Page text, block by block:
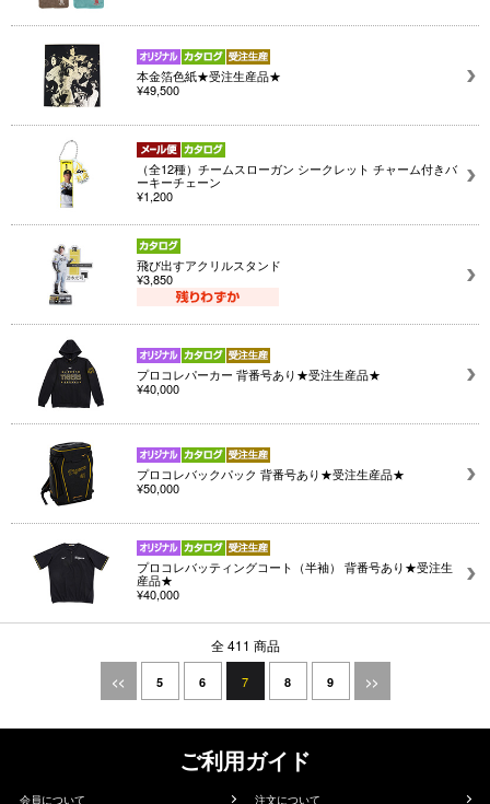
本金箔色紙★受注生産品★
¥49,500
（全12種）チームスローガン シークレット チャーム付きバ
ーキーチェーン
¥1,200
飛び出すアクリルスタンド
¥3,850
プロコレパーカー 背番号あり★受注生産品★
¥40,000
プロコレバックパック 背番号あり★受注生産品★
¥50,000
プロコレバッティングコート（半袖） 背番号あり★受注生
産品★
¥40,000
全 411 商品
<< 5 6 7 8 9 >>
ご利用ガイド
会員について 注文について